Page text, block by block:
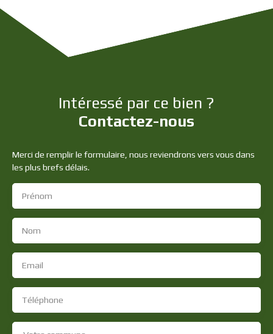
Intéressé par ce bien ?
Contactez-nous
Merci de remplir le formulaire, nous reviendrons vers vous dans
les plus brefs délais.
Prénom
Nom
Email
Téléphone